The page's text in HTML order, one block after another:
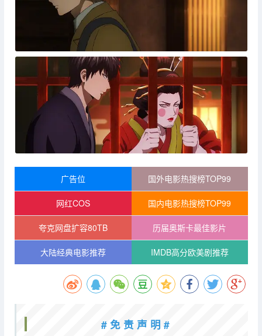
广告位 国外电影热搜榜TOP99
网红COS 国内电影热搜榜TOP99
夸克网盘扩容80TB 历届奥斯卡最佳影片
大陆经典电影推荐 IMDB高分欧美剧推荐
# 免 责 声 明 #